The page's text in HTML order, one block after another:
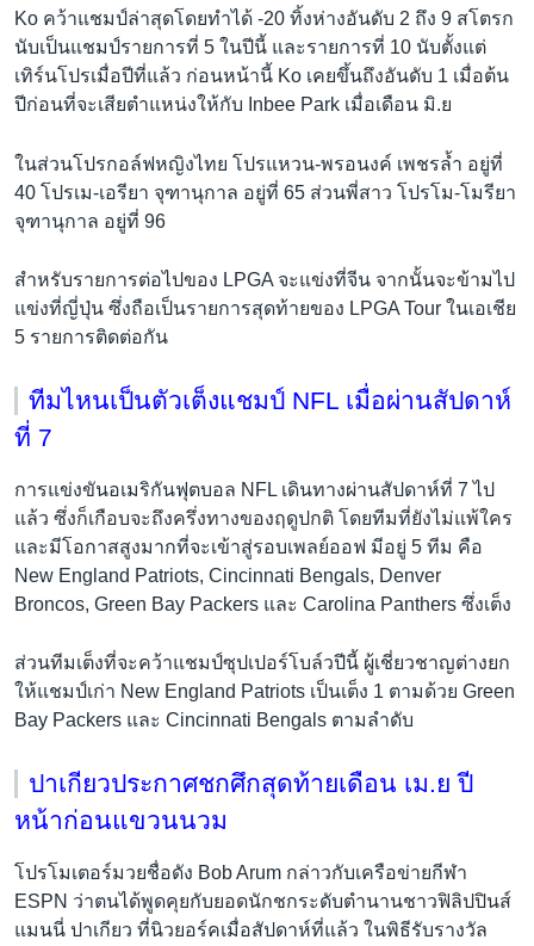
Ko คว้าแชมป์ล่าสุดโดยทำได้ -20 ทิ้งห่างอันดับ 2 ถึง 9 สโตรก
นับเป็นแชมป์รายการที่ 5 ในปีนี้ และรายการที่ 10 นับตั้งแต่
เทิร์นโปรเมื่อปีที่แล้ว ก่อนหน้านี้ Ko เคยขึ้นถึงอันดับ 1 เมื่อต้น
ปีก่อนที่จะเสียตำแหน่งให้กับ Inbee Park เมื่อเดือน มิ.ย
ในส่วนโปรกอล์ฟหญิงไทย โปรแหวน-พรอนงค์ เพชรล้ำ อยู่ที่
40 โปรเม-เอรียา จุฑานุกาล อยู่ที่ 65 ส่วนพี่สาว โปรโม-โมรียา
จุฑานุกาล อยู่ที่ 96
สำหรับรายการต่อไปของ LPGA จะแข่งที่จีน จากนั้นจะข้ามไป
แข่งที่ญี่ปุ่น ซึ่งถือเป็นรายการสุดท้ายของ LPGA Tour ในเอเชีย
5 รายการติดต่อกัน
ทีมไหนเป็นตัวเต็งแชมป์ NFL เมื่อผ่านสัปดาห์
ที่ 7
การแข่งขันอเมริกันฟุตบอล NFL เดินทางผ่านสัปดาห์ที่ 7 ไป
แล้ว ซึ่งก็เกือบจะถึงครึ่งทางของฤดูปกติ โดยทีมที่ยังไม่แพ้ใคร
และมีโอกาสสูงมากที่จะเข้าสู่รอบเพลย์ออฟ มีอยู่ 5 ทีม คือ
New England Patriots, Cincinnati Bengals, Denver
Broncos, Green Bay Packers และ Carolina Panthers ซึ่งเต็ง
ส่วนทีมเต็งที่จะคว้าแชมป์ซุปเปอร์โบล์วปีนี้ ผู้เชี่ยวชาญต่างยก
ให้แชมป์เก่า New England Patriots เป็นเต็ง 1 ตามด้วย Green
Bay Packers และ Cincinnati Bengals ตามลำดับ
ปาเกียวประกาศชกศึกสุดท้ายเดือน เม.ย ปี
หน้าก่อนแขวนนวม
โปรโมเตอร์มวยชื่อดัง Bob Arum กล่าวกับเครือข่ายกีฬา
ESPN ว่าตนได้พูดคุยกับยอดนักชกระดับตำนานชาวฟิลิปปินส์
แมนนี่ ปาเกียว ที่นิวยอร์คเมื่อสัปดาห์ที่แล้ว ในพิธีรับรางวัล